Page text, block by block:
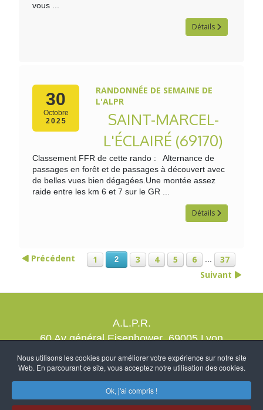
Nous utilisons les cookies pour améliorer votre expérience sur notre site
Web. En parcourant ce site, vous acceptez notre utilisation des cookies.
Ok, j'ai compris !
vous ...
Détails
30
Octobre
2025
RANDONNÉE DE SEMAINE DE
L'ALPR
SAINT-MARCEL-
L'ÉCLAIRÉ (69170)
Classement FFR de cette rando : Alternance de
passages en forêt et de passages à découvert avec
de belles vues bien dégagées.Une montée assez
raide entre les km 6 et 7 sur le GR ...
Détails
Précédent 1 2 3 4 5 6
37
Suivant
A.L.P.R.
60 Av général Eisenhower 69005 Lyon
Nous rejoindre
Mention légales-Création NcDubourg